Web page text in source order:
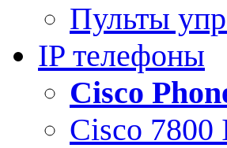
Пульты
IP телефоны
Сisco
Cisco 7800